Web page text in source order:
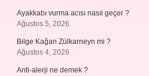
Ayakkabı vurma acısı nasıl geçer ?
Ağustos 5, 2026
Bilge Kağan Zülkarneyn mi ?
Ağustos 4, 2026
Anti-alerji ne demek ?